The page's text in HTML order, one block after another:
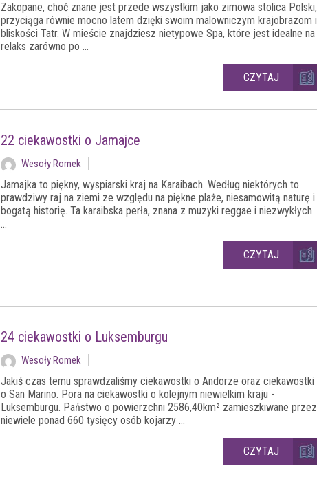
Zakopane, choć znane jest przede wszystkim jako zimowa stolica Polski,
przyciąga równie mocno latem dzięki swoim malowniczym krajobrazom i
bliskości Tatr. W mieście znajdziesz nietypowe Spa, które jest idealne na
relaks zarówno po ...
CZYTAJ
22 ciekawostki o Jamajce
Wesoły Romek
Jamajka to piękny, wyspiarski kraj na Karaibach. Według niektórych to
prawdziwy raj na ziemi ze względu na piękne plaże, niesamowitą naturę i
bogatą historię. Ta karaibska perła, znana z muzyki reggae i niezwykłych
...
CZYTAJ
24 ciekawostki o Luksemburgu
Wesoły Romek
Jakiś czas temu sprawdzaliśmy ciekawostki o Andorze oraz ciekawostki
o San Marino. Pora na ciekawostki o kolejnym niewielkim kraju -
Luksemburgu. Państwo o powierzchni 2586,40km² zamieszkiwane przez
niewiele ponad 660 tysięcy osób kojarzy ...
CZYTAJ